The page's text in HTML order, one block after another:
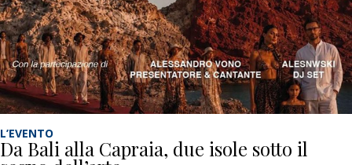
L’EVENTO
Da Bali alla Capraia, due isole sotto il